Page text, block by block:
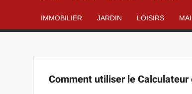
IMMOBILIER JARDIN LOISIRS
Comment utiliser le